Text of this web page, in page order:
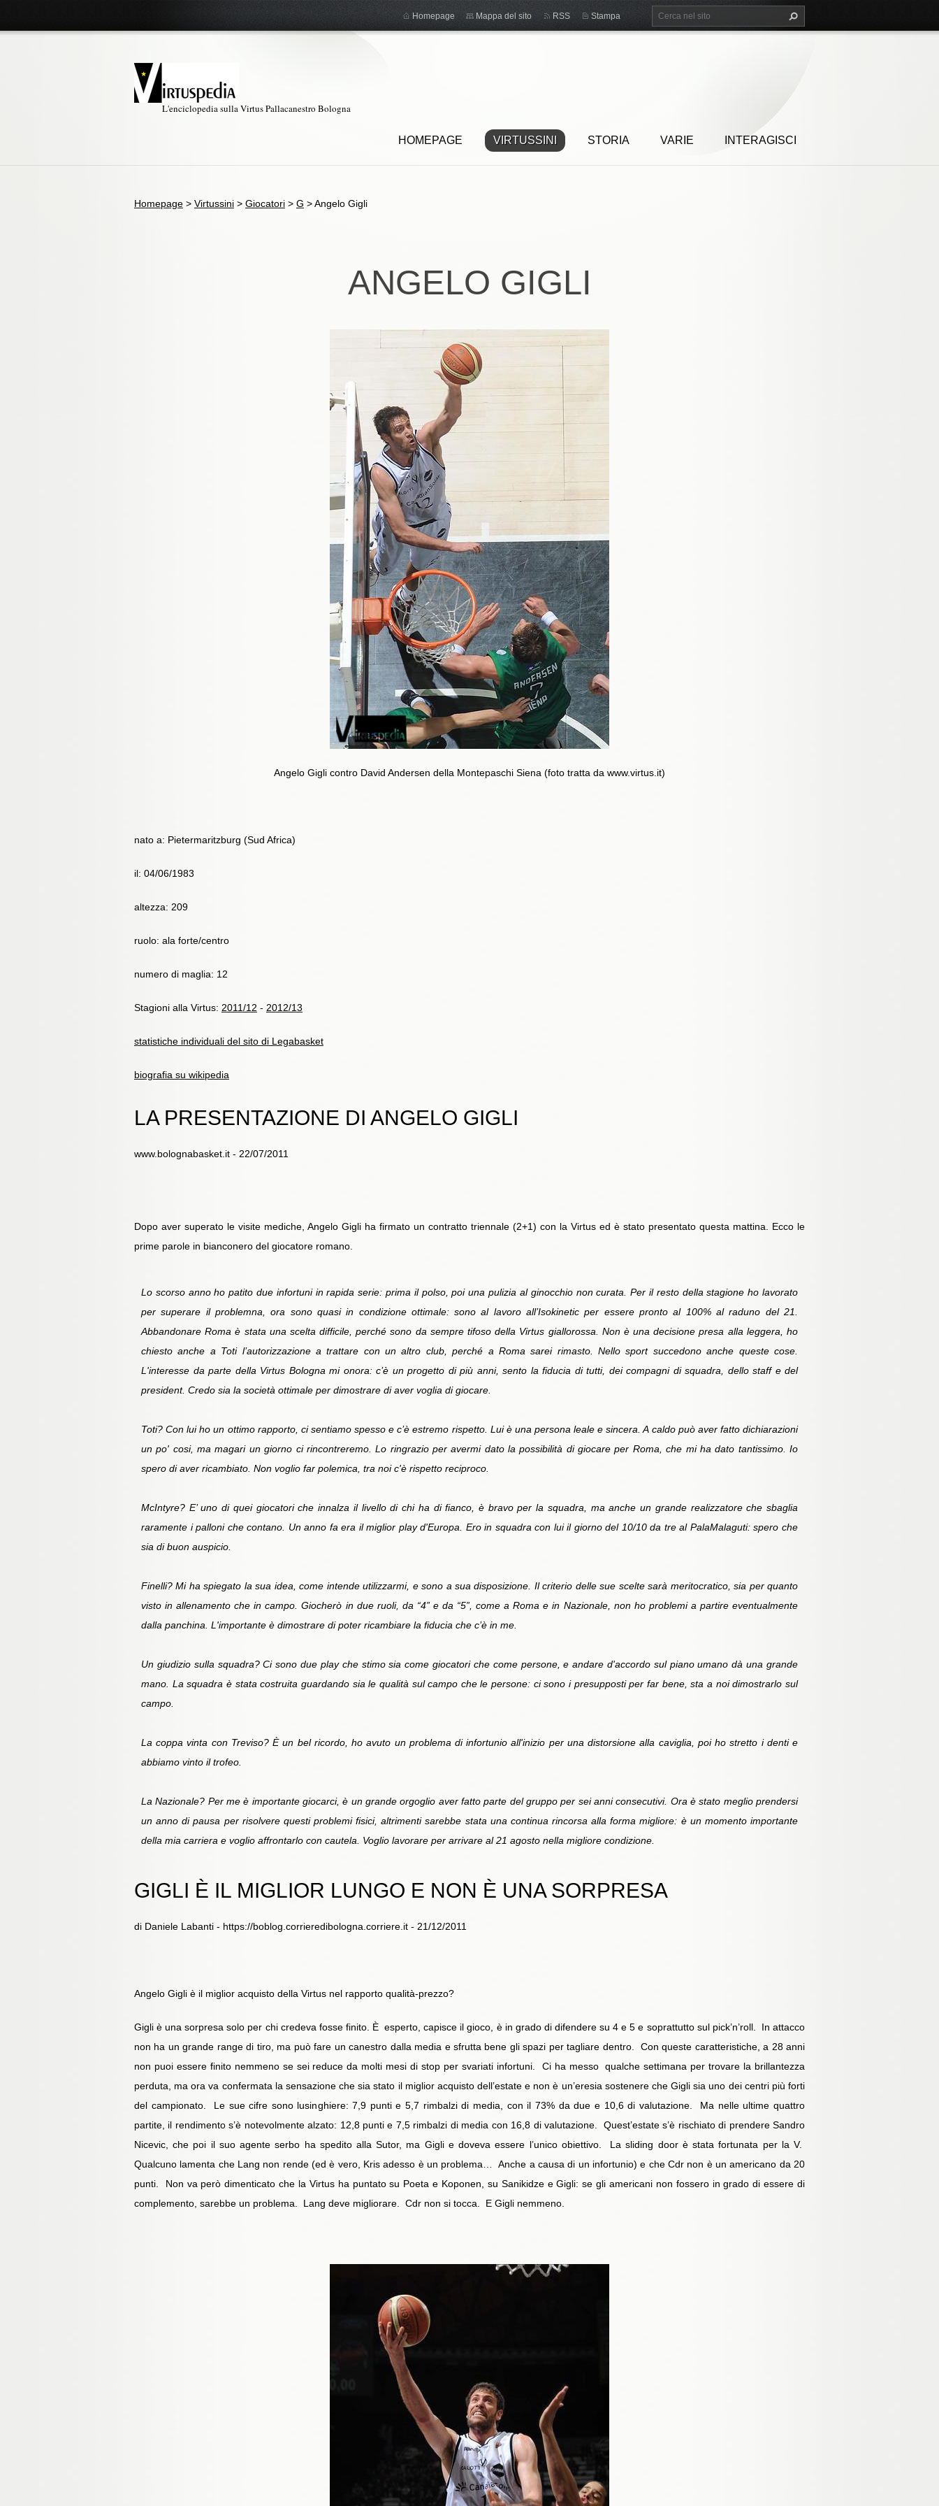
L'enciclopedia sulla Virtus Pallacanestro Bologna
HOMEPAGE VIRTUSSINI STORIA VARIE INTERAGISCI
Homepage Mappa del sito RSS Stampa
Homepage > Virtussini > Giocatori > G >Angelo Gigli
ANGELO GIGLI
Angelo Gigli contro David Andersen della Montepaschi Siena (foto tratta da www.virtus.it)
nato a: Pietermaritzburg (Sud Africa)
il: 04/06/1983
altezza: 209
ruolo: ala forte/centro
numero di maglia: 12
Stagioni alla Virtus: 2011/12 - 2012/13
statistiche individuali del sito di Legabasket
biografia su wikipedia
LA PRESENTAZIONE DI ANGELO GIGLI
www.bolognabasket.it - 22/07/2011
Dopo aver superato le visite mediche, Angelo Gigli ha firmato un contratto triennale (2+1) con la Virtus ed è stato presentato questa mattina. Ecco le
prime parole in bianconero del giocatore romano.
Lo scorso anno ho patito due infortuni in rapida serie: prima il polso, poi una pulizia al ginocchio non curata. Per il resto della stagione ho lavorato
per superare il problemna, ora sono quasi in condizione ottimale: sono al lavoro all’Isokinetic per essere pronto al 100% al raduno del 21.
Abbandonare Roma è stata una scelta difficile, perché sono da sempre tifoso della Virtus giallorossa. Non è una decisione presa alla leggera, ho
chiesto anche a Toti l’autorizzazione a trattare con un altro club, perché a Roma sarei rimasto. Nello sport succedono anche queste cose.
L'interesse da parte della Virtus Bologna mi onora: c’è un progetto di più anni, sento la fiducia di tutti, dei compagni di squadra, dello staff e del
president. Credo sia la società ottimale per dimostrare di aver voglia di giocare.
Toti? Con lui ho un ottimo rapporto, ci sentiamo spesso e c’è estremo rispetto. Lui è una persona leale e sincera. A caldo può aver fatto dichiarazioni
un po' cosi, ma magari un giorno ci rincontreremo. Lo ringrazio per avermi dato la possibilità di giocare per Roma, che mi ha dato tantissimo. Io
spero di aver ricambiato. Non voglio far polemica, tra noi c'è rispetto reciproco.
McIntyre? E’ uno di quei giocatori che innalza il livello di chi ha di fianco, è bravo per la squadra, ma anche un grande realizzatore che sbaglia
raramente i palloni che contano. Un anno fa era il miglior play d'Europa. Ero in squadra con lui il giorno del 10/10 da tre al PalaMalaguti: spero che
sia di buon auspicio.
Finelli? Mi ha spiegato la sua idea, come intende utilizzarmi, e sono a sua disposizione. Il criterio delle sue scelte sarà meritocratico, sia per quanto
visto in allenamento che in campo. Giocherò in due ruoli, da “4” e da “5”, come a Roma e in Nazionale, non ho problemi a partire eventualmente
dalla panchina. L'importante è dimostrare di poter ricambiare la fiducia che c’è in me.
Un giudizio sulla squadra? Ci sono due play che stimo sia come giocatori che come persone, e andare d'accordo sul piano umano dà una grande
mano. La squadra è stata costruita guardando sia le qualità sul campo che le persone: ci sono i presupposti per far bene, sta a noi dimostrarlo sul
campo.
La coppa vinta con Treviso? È un bel ricordo, ho avuto un problema di infortunio all'inizio per una distorsione alla caviglia, poi ho stretto i denti e
abbiamo vinto il trofeo.
La Nazionale? Per me è importante giocarci, è un grande orgoglio aver fatto parte del gruppo per sei anni consecutivi. Ora è stato meglio prendersi
un anno di pausa per risolvere questi problemi fisici, altrimenti sarebbe stata una continua rincorsa alla forma migliore: è un momento importante
della mia carriera e voglio affrontarlo con cautela. Voglio lavorare per arrivare al 21 agosto nella migliore condizione.
GIGLI È IL MIGLIOR LUNGO E NON È UNA SORPRESA
di Daniele Labanti - https://boblog.corrieredibologna.corriere.it - 21/12/2011
Angelo Gigli è il miglior acquisto della Virtus nel rapporto qualità-prezzo?
Gigli è una sorpresa solo per chi credeva fosse finito. È esperto, capisce il gioco, è in grado di difendere su 4 e 5 e soprattutto sul pick’n’roll. In attacco
non ha un grande range di tiro, ma può fare un canestro dalla media e sfrutta bene gli spazi per tagliare dentro. Con queste caratteristiche, a 28 anni
non puoi essere finito nemmeno se sei reduce da molti mesi di stop per svariati infortuni. Ci ha messo qualche settimana per trovare la brillantezza
perduta, ma ora va confermata la sensazione che sia stato il miglior acquisto dell’estate e non è un’eresia sostenere che Gigli sia uno dei centri più forti
del campionato. Le sue cifre sono lusinghiere: 7,9 punti e 5,7 rimbalzi di media, con il 73% da due e 10,6 di valutazione. Ma nelle ultime quattro
partite, il rendimento s’è notevolmente alzato: 12,8 punti e 7,5 rimbalzi di media con 16,8 di valutazione. Quest’estate s’è rischiato di prendere Sandro
Nicevic, che poi il suo agente serbo ha spedito alla Sutor, ma Gigli e doveva essere l’unico obiettivo. La sliding door è stata fortunata per la V.
Qualcuno lamenta che Lang non rende (ed è vero, Kris adesso è un problema… Anche a causa di un infortunio) e che Cdr non è un americano da 20
punti. Non va però dimenticato che la Virtus ha puntato su Poeta e Koponen, su Sanikidze e Gigli: se gli americani non fossero in grado di essere di
complemento, sarebbe un problema. Lang deve migliorare. Cdr non si tocca. E Gigli nemmeno.